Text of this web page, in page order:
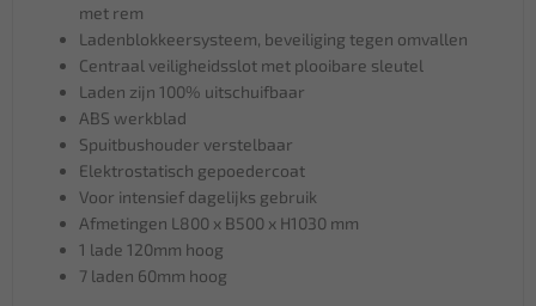
met rem
Ladenblokkeersysteem, beveiliging tegen omvallen
Centraal veiligheidsslot met plooibare sleutel
Laden zijn 100% uitschuifbaar
ABS werkblad
Spuitbushouder verstelbaar
Elektrostatisch gepoedercoat
Voor intensief dagelijks gebruik
Afmetingen L800 x B500 x H1030 mm
1 lade 120mm hoog
7 laden 60mm hoog